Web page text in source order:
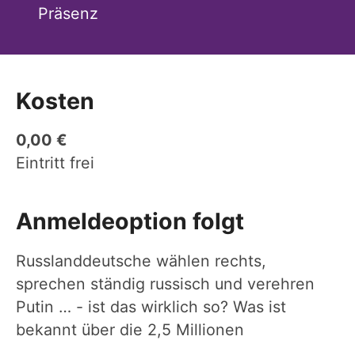
Präsenz
Kosten
0,00 €
Eintritt frei
Anmeldeoption folgt
Russlanddeutsche wählen rechts,
sprechen ständig russisch und verehren
Putin … - ist das wirklich so? Was ist
bekannt über die 2,5 Millionen